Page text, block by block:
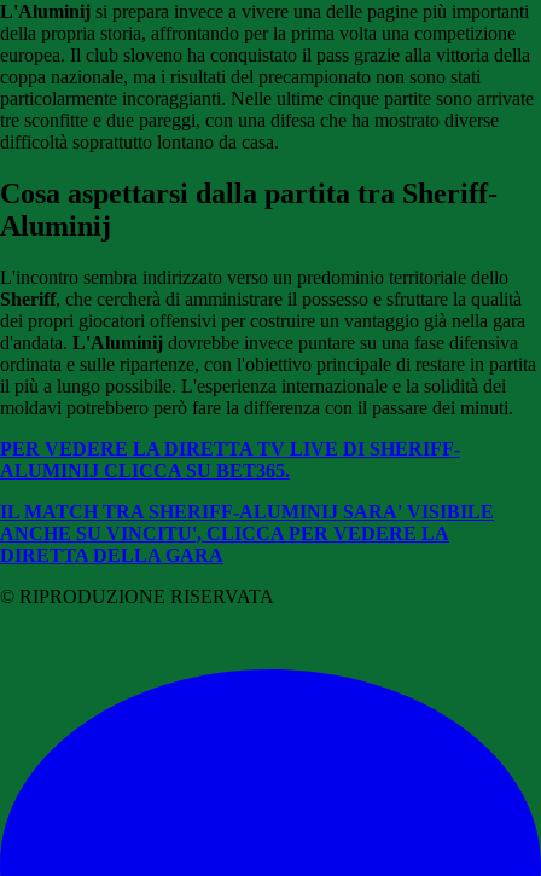
L'Aluminij si prepara invece a vivere una delle pagine più importanti
della propria storia, affrontando per la prima volta una competizione
europea. Il club sloveno ha conquistato il pass grazie alla vittoria della
coppa nazionale, ma i risultati del precampionato non sono stati
particolarmente incoraggianti. Nelle ultime cinque partite sono arrivate
tre sconfitte e due pareggi, con una difesa che ha mostrato diverse
difficoltà soprattutto lontano da casa.
Cosa aspettarsi dalla partita tra Sheriff-
Aluminij
L'incontro sembra indirizzato verso un predominio territoriale dello
Sheriff, che cercherà di amministrare il possesso e sfruttare la qualità
dei propri giocatori offensivi per costruire un vantaggio già nella gara
d'andata. L'Aluminij dovrebbe invece puntare su una fase difensiva
ordinata e sulle ripartenze, con l'obiettivo principale di restare in partita
il più a lungo possibile. L'esperienza internazionale e la solidità dei
moldavi potrebbero però fare la differenza con il passare dei minuti.
PER VEDERE LA DIRETTA TV LIVE DI SHERIFF-
ALUMINIJ CLICCA SU BET365.
IL MATCH TRA SHERIFF-ALUMINIJ SARA' VISIBILE
ANCHE SU VINCITU', CLICCA PER VEDERE LA
DIRETTA DELLA GARA
© RIPRODUZIONE RISERVATA